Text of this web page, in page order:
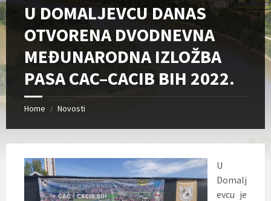
U DOMALJEVCU DANAS
OTVORENA DVODNEVNA
MEĐUNARODNA IZLOŽBA
PASA CAC–CACIB BIH 2022.
Home / Novosti
U
Domalj
evcu je